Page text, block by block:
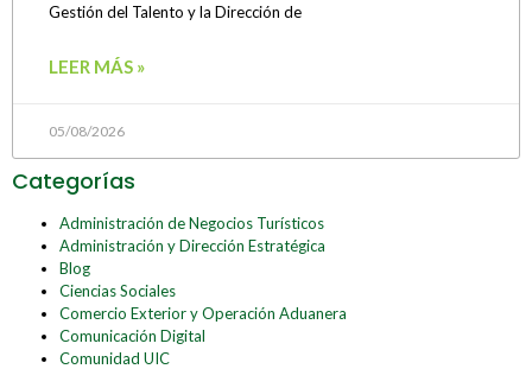
Gestión del Talento y la Dirección de
LEER MÁS »
05/08/2026
Categorías
Administración de Negocios Turísticos
Administración y Dirección Estratégica
Blog
Ciencias Sociales
Comercio Exterior y Operación Aduanera
Comunicación Digital
Comunidad UIC